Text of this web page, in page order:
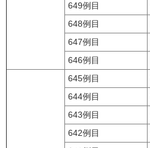
649例目
648例目
647例目
646例目
645例目
644例目
643例目
642例目